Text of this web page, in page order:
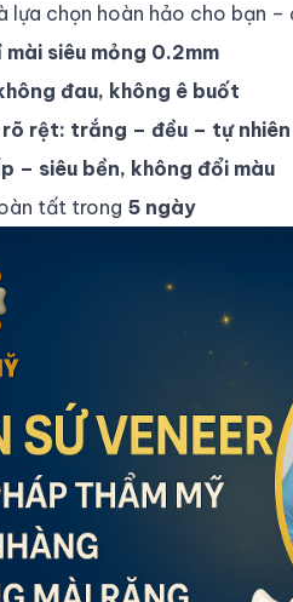
lựa chọn hoàn hảo cho bạn
siêu mỏng 0.2mm
đau, không ê buốt
rệt: trắng – đều – tự nhiên
– siêu bền, không đổi màu
tất trong 5 ngày